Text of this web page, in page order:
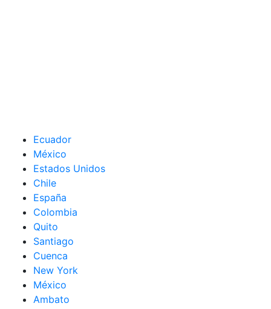
Ecuador
México
Estados Unidos
Chile
España
Colombia
Quito
Santiago
Cuenca
New York
México
Ambato